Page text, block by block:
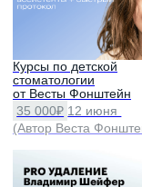
Pro слизистые: просто
о важном 3.0
27 000₽ 17 октября